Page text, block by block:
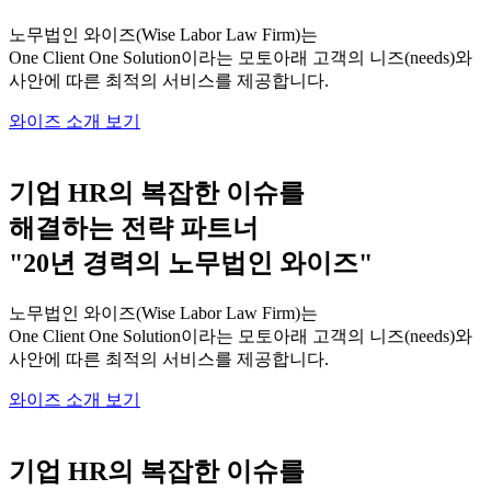
노무법인 와이즈(Wise Labor Law Firm)는
One Client One Solution이라는 모토아래 고객의 니즈(needs)와
사안에 따른 최적의 서비스를 제공합니다.
와이즈 소개 보기
기업 HR의 복잡한 이슈를
해결하는 전략 파트너
"20년 경력의 노무법인 와이즈"
노무법인 와이즈(Wise Labor Law Firm)는
One Client One Solution이라는 모토아래 고객의 니즈(needs)와
사안에 따른 최적의 서비스를 제공합니다.
와이즈 소개 보기
기업 HR의 복잡한 이슈를